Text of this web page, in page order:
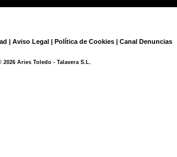
| Aviso Legal | Política de Cookies | Canal Denuncias
2026 Aries Toledo - Talavera S.L.